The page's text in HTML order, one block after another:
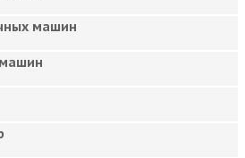
машин